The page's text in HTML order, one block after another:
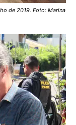
de 2019. Foto: Marina